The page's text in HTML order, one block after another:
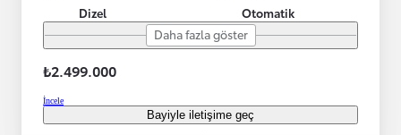
Dizel
Otomatik
Daha fazla göster
₺2.499.000
İncele
Bayiyle iletişime geç